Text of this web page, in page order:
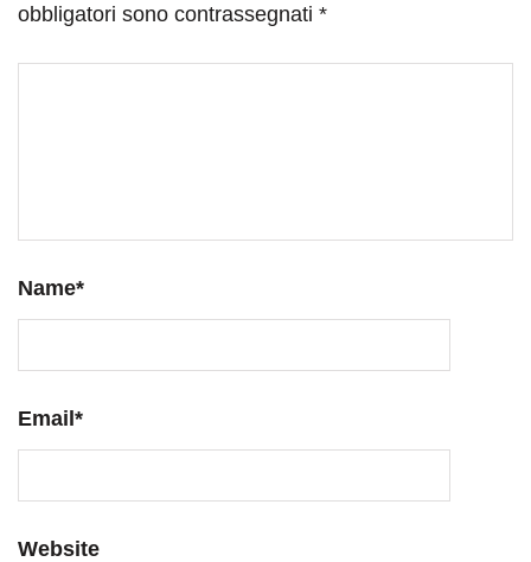
obbligatori sono contrassegnati *
Name*
Email*
Website